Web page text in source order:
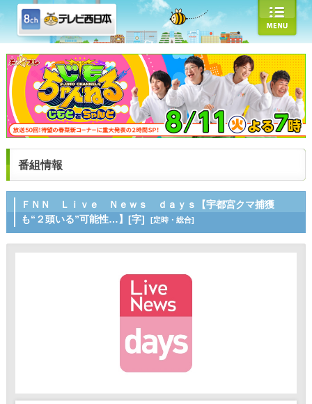
番組情報
ＦＮＮ Ｌｉｖｅ Ｎｅｗｓ ｄａｙｓ【宇都宮クマ捕獲
も“２頭いる”可能性…】[字]
[定時・総合]